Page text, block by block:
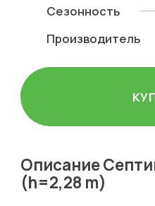
Сезонность
Производитель
Описание
(h=2,28 m)